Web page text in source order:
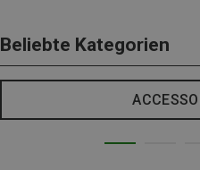
Beliebte Kategorien